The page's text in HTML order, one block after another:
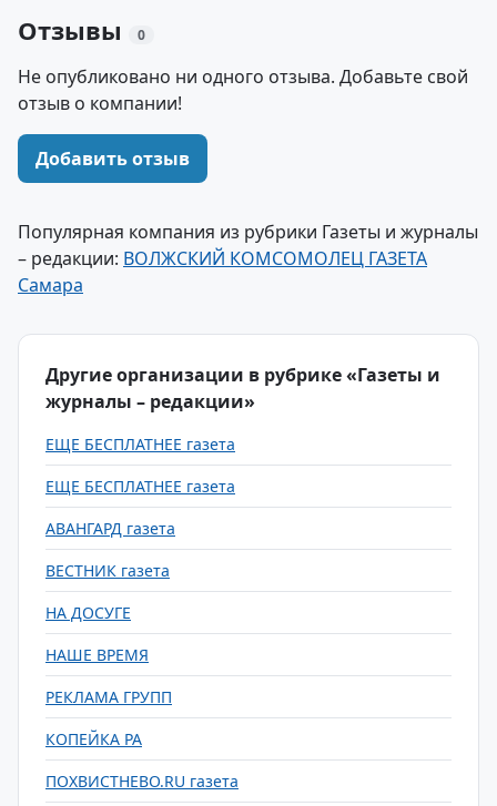
Отзывы 0
Не опубликовано ни одного отзыва. Добавьте свой
отзыв о компании!
Добавить отзыв
Популярная компания из рубрики Газеты и журналы
– редакции: ВОЛЖСКИЙ КОМСОМОЛЕЦ ГАЗЕТА
Самара
Другие организации в рубрике «Газеты и
журналы – редакции»
ЕЩЕ БЕСПЛАТНЕЕ газета
ЕЩЕ БЕСПЛАТНЕЕ газета
АВАНГАРД газета
ВЕСТНИК газета
НА ДОСУГЕ
НАШЕ ВРЕМЯ
РЕКЛАМА ГРУПП
КОПЕЙКА РА
ПОХВИСТНЕВО.RU газета